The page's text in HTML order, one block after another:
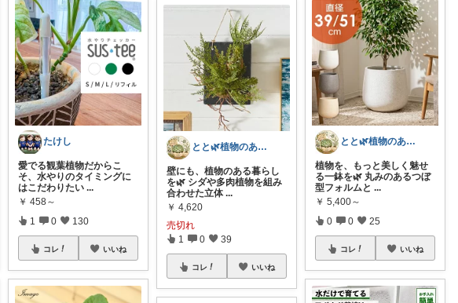
たけし
​愛でる観葉植物だからこ
そ、水やりのタイミングに
はこだわりたい ...
￥ 458～
1 0 130
コレ いいね
とと🌿植物のある暮らし
壁にも、植物のある暮らし
を🌿 シダや多肉植物を組み
合わせた立体 ...
￥ 4,620
売切れ
1 0 39
コレ いいね
とと🌿植物のある暮らし
植物を、もっと美しく魅せ
る一鉢を🌿 丸みのあるつぼ
型フォルムと ...
￥ 5,400～
0 0 25
コレ いいね